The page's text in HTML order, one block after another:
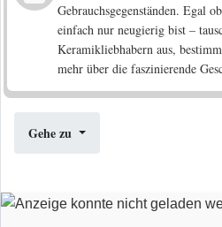
Gebrauchsgegenständen. Egal
einfach nur neugierig bist –
Keramikliebhabern aus,
mehr über die faszinierende
Gehe zu